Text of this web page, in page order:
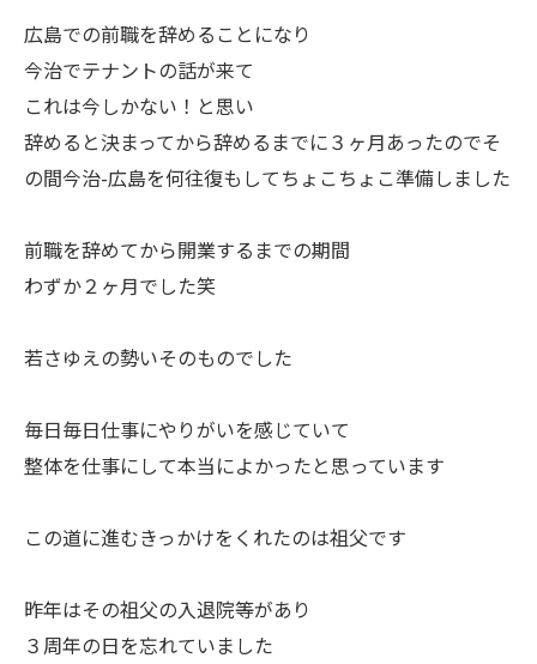
広島での前職を辞めることになり
今治でテナントの話が来て
これは今しかない！と思い
辞めると決まってから辞めるまでに３ヶ月あったのでそ
の間今治-広島を何往復もしてちょこちょこ準備しました
前職を辞めてから開業するまでの期間
わずか２ヶ月でした笑
若さゆえの勢いそのものでした
毎日毎日仕事にやりがいを感じていて
整体を仕事にして本当によかったと思っています
この道に進むきっかけをくれたのは祖父です
昨年はその祖父の入退院等があり
３周年の日を忘れていました